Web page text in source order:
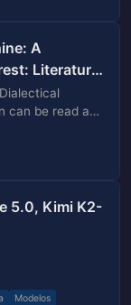
A
Literature,
can be read as
in the
5.0, Kimi K2-
Modelos